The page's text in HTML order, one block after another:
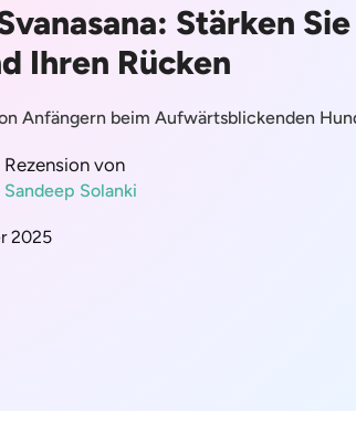
Stärken
Ihren Rücken
Anfängern beim Aufwärtsblickenden
Rezension von
Sandeep Solanki
2025